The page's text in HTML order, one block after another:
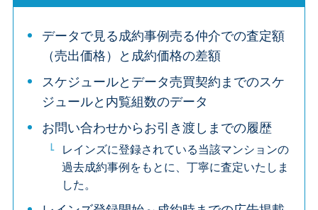
データで見る成約事例売る仲介での査定額
（売出価格）と成約価格の差額
スケジュールとデータ売買契約までのスケ
ジュールと内覧組数のデータ
お問い合わせからお引き渡しまでの履歴
レインズに登録されている当該マンションの
過去成約事例をもとに、丁寧に査定いたしま
した。